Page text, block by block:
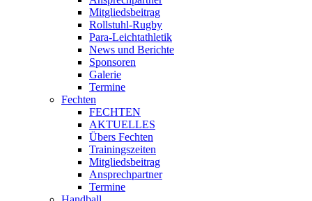
Mitgliedsbeitrag
Rollstuhl-Rugby
Para-Leichtathletik
News und Berichte
Sponsoren
Galerie
Termine
Fechten
FECHTEN
AKTUELLES
Übers Fechten
Trainingszeiten
Mitgliedsbeitrag
Ansprechpartner
Termine